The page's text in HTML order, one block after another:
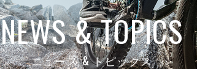
NEWS & TOPICS
ニュース & トピックス